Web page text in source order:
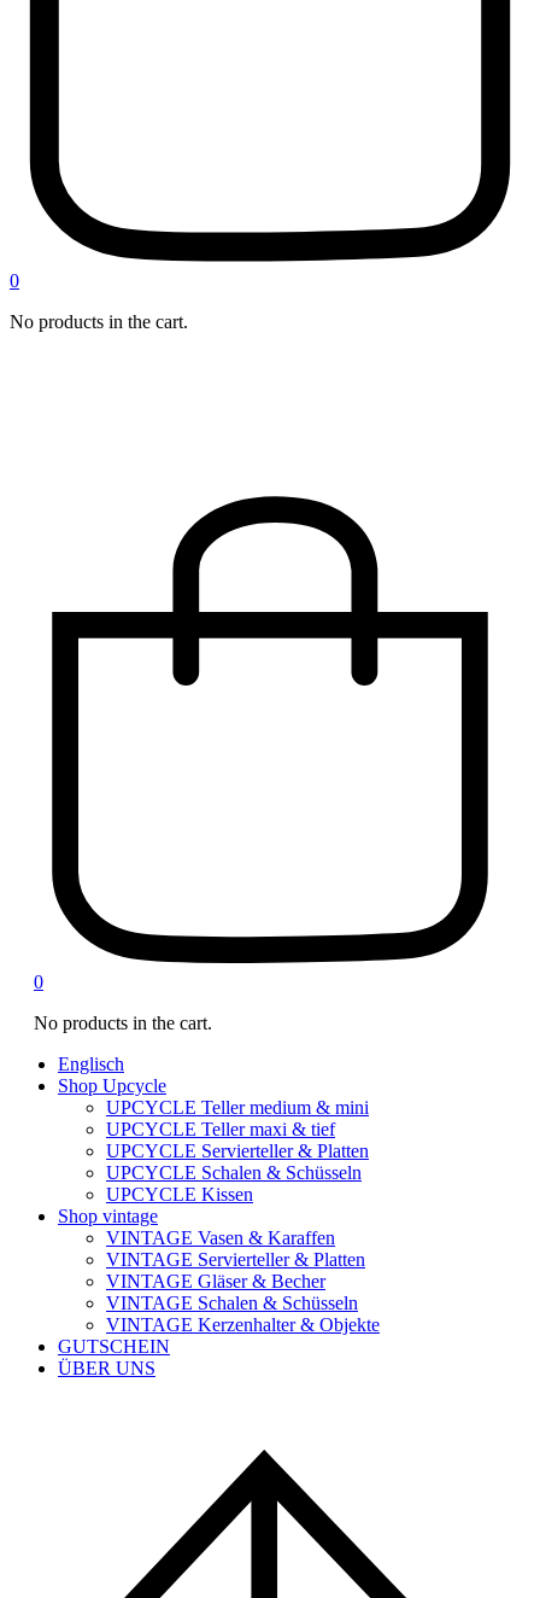
0
No products in the cart.
0
No products in the cart.
Englisch
Shop Upcycle
UPCYCLE Teller medium & mini
UPCYCLE Teller maxi & tief
UPCYCLE Servierteller & Platten
UPCYCLE Schalen & Schüsseln
UPCYCLE Kissen
Shop vintage
VINTAGE Vasen & Karaffen
VINTAGE Servierteller & Platten
VINTAGE Gläser & Becher
VINTAGE Schalen & Schüsseln
VINTAGE Kerzenhalter & Objekte
GUTSCHEIN
ÜBER UNS